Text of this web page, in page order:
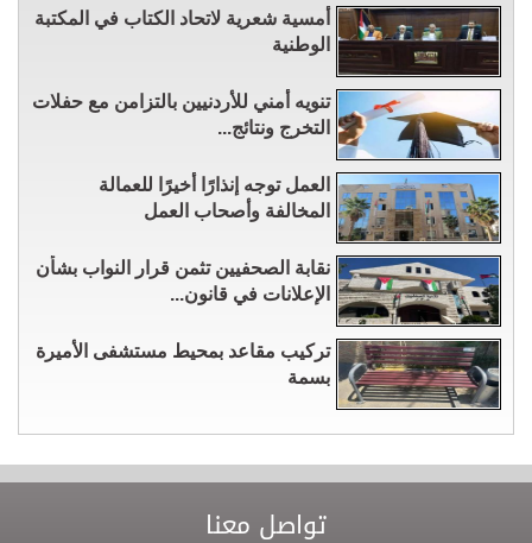
أمسية شعرية لاتحاد الكتاب في المكتبة
الوطنية
تنويه أمني للأردنيين بالتزامن مع حفلات
التخرج ونتائج...
العمل توجه إنذارًا أخيرًا للعمالة
المخالفة وأصحاب العمل
نقابة الصحفيين تثمن قرار النواب بشأن
الإعلانات في قانون...
تركيب مقاعد بمحيط مستشفى الأميرة
بسمة
تواصل معنا